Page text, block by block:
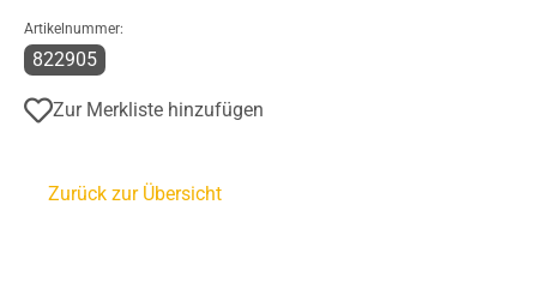
Artikelnummer:
822905
Zur Merkliste hinzufügen
Zurück zur Übersicht